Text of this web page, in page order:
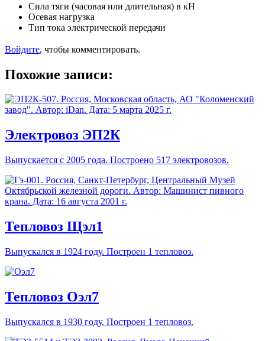
Сила тяги (часовая или длительная) в кН
Осевая нагрузка
Тип тока электрической передачи
Войдите, чтобы комментировать.
Похожие записи:
Электровоз ЭП2К
Выпускается с 2005 года. Построено 517 электровозов.
Тепловоз Щэл1
Выпускался в 1924 году. Построен 1 тепловоз.
Тепловоз Оэл7
Выпускался в 1930 году. Построен 1 тепловоз.